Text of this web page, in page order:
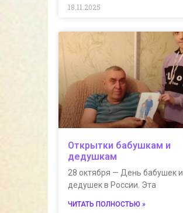
18.11.2025
Открытки бабушкам и
дедушкам
28 октября — День бабушек и
дедушек в России. Эта
ЧИТАТЬ ПОЛНОСТЬЮ »